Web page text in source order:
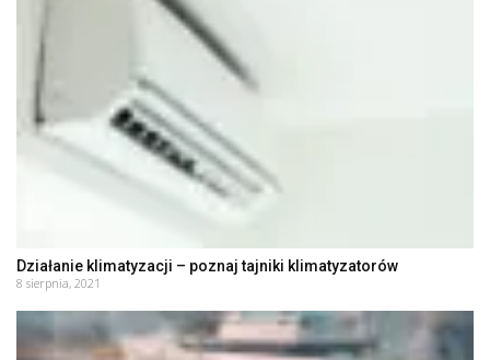
Działanie klimatyzacji – poznaj tajniki klimatyzatorów
8 sierpnia, 2021